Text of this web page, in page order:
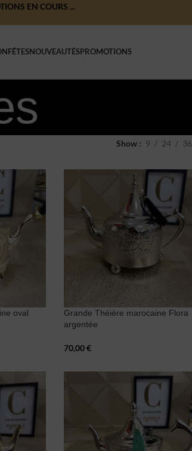
EN COURS ...
FÊTESNOUVEAUTÉSPROMOTIONS
Show 9 24 36
oval
Grande Théière marocaine Flora
argentée
70,00€